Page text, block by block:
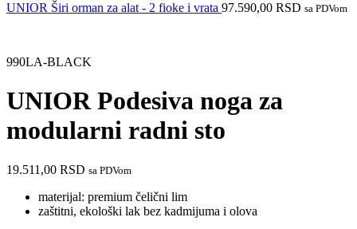
UNIOR Širi orman za alat - 2 fioke i vrata 97.590,00 RSD sa PDVom
990LA-BLACK
UNIOR Podesiva noga za
modularni radni sto
19.511,00 RSD sa PDVom
materijal: premium čelični lim
zaštitni, ekološki lak bez kadmijuma i olova